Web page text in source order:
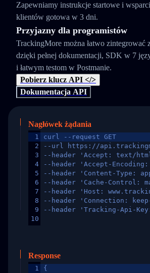
Zapewniamy instrukcje startowe i
klientów gotowa w 3 dni.
Przyjazny dla programistów
TrackingMore można łatwo zintegrować
dzięki pełnej dokumentacji, SDK w 7
i łatwym testom w Postmanie.
Pobierz klucz API </>
Dokumentacja API
Nagłówek żądania
1
2
3
4
5
6
7
8
9
10
curl --request GET
--url https://
--header 'Accept: text/
--header 'Accept-
--header 'Content-Type:
--header 'Cache-Control:
--header 'Host:
--header 'Connection:
--header 'Tracking-Api-
Response
1
{